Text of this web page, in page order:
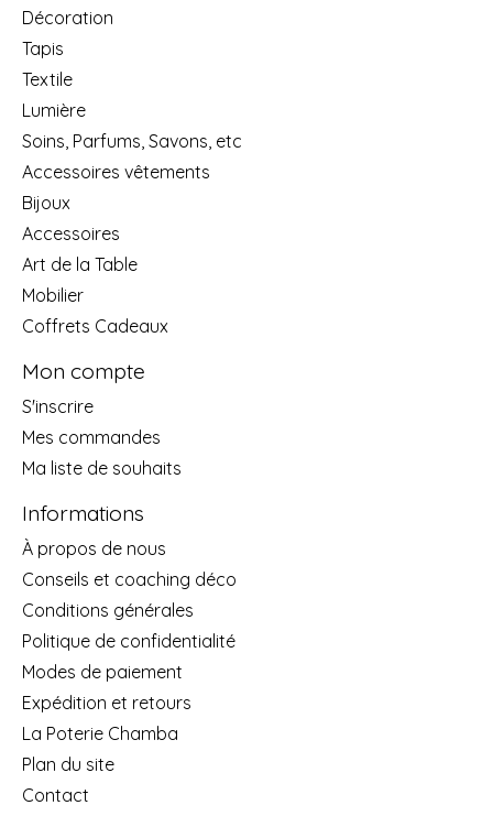
Décoration
Tapis
Textile
Lumière
Soins, Parfums, Savons, etc
Accessoires vêtements
Bijoux
Accessoires
Art de la Table
Mobilier
Coffrets Cadeaux
Mon compte
S'inscrire
Mes commandes
Ma liste de souhaits
Informations
À propos de nous
Conseils et coaching déco
Conditions générales
Politique de confidentialité
Modes de paiement
Expédition et retours
La Poterie Chamba
Plan du site
Contact